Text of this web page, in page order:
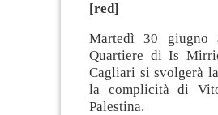
[red]
Martedì 30 giugno
Quartiere di Is
Cagliari si svolgerà
la complicità di
Palestina.